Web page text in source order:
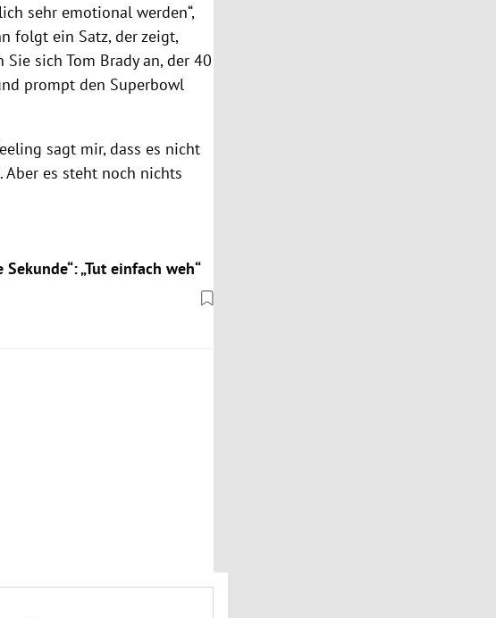
sehr emotional werden“,
folgt ein Satz, der zeigt,
sich Tom Brady an, der 40
prompt den Superbowl
sagt mir, dass es nicht
es steht noch nichts
„Tut einfach weh“